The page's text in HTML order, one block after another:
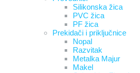
Silikonska žica
PVC žica
PF žica
Prekidači i priključnice
Nopal
Razvitak
Metalka Majur
Makel